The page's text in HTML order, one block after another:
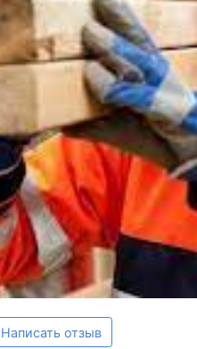
Написать отзыв